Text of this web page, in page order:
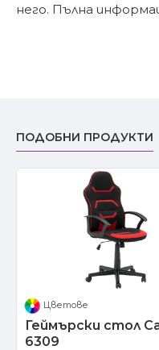
него. Пълна
ПОДОБНИ ПРОДУКТИ
Цветове
Геймърски стол
6309